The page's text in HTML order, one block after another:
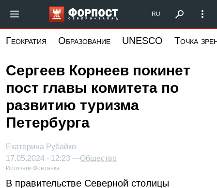
основному
Форпост Северо-Запад
RU
Геократия Образование UNESCO Точка
Сергеев Корнеев покинет
пост главы комитета по
развитию туризма
Петербурга
Екатерина Рубайко
17.05.2024 - 12:23 —Общество
Источник:Фонтанка
В правительстве Северной столицы